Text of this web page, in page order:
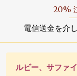
20%
電信送金を介
ルビー、サファ